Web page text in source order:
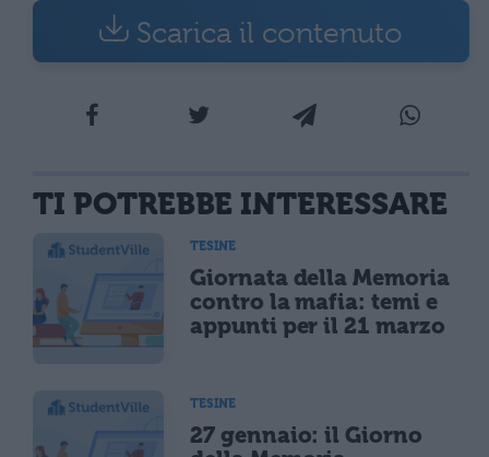
Scarica il contenuto
TI POTREBBE INTERESSARE
TESINE
Giornata della Memoria
contro la mafia: temi e
appunti per il 21 marzo
TESINE
27 gennaio: il Giorno